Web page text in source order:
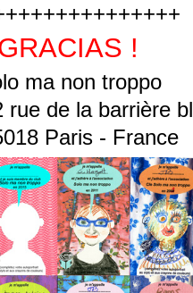
!
ma non troppo
rue de la barrière
Paris - France